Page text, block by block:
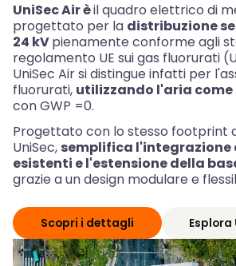
UniSec Air èil quadro elettrico di
progettato per la distribuzione
24 kVpienamente conforme agli
regolamento UE sui gas fluorurati
UniSec Air si distingue infatti per
fluorurati, utilizzando l'aria come
con GWP =0.
Progettato con lo stesso footprint
UniSec, semplifica l'integrazione
esistenti e l'estensione della
grazie a un design modulare e
Scopri i dettagli Esplora